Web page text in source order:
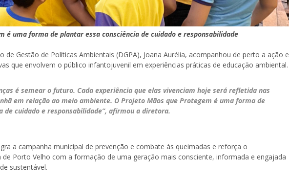
é uma forma de plantar essa consciência de cuidado e responsabilidade
de Gestão de Políticas Ambientais (DGPA), Joana Aurélia, acompanhou de perto a ação e
que envolvem o público infantojuvenil em experiências práticas de educação ambiental.
é semear o futuro. Cada experiência que elas vivenciam hoje será refletida nas
em relação ao meio ambiente. O Projeto Mãos que Protegem é uma forma de
de cuidado e responsabilidade”, afirmou a diretora.
a campanha municipal de prevenção e combate às queimadas e reforça o
Porto Velho com a formação de uma geração mais consciente, informada e engajada
sustentável.